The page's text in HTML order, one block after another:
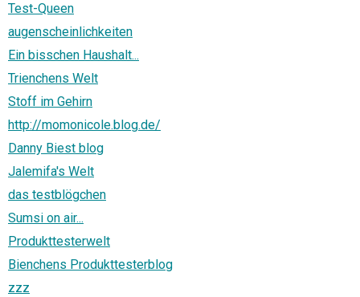
Test-Queen
augenscheinlichkeiten
Ein bisschen Haushalt...
Trienchens Welt
Stoff im Gehirn
http://momonicole.blog.de/
Danny Biest blog
Jalemifa's Welt
das testblögchen
Sumsi on air...
Produkttesterwelt
Bienchens Produkttesterblog
zzz